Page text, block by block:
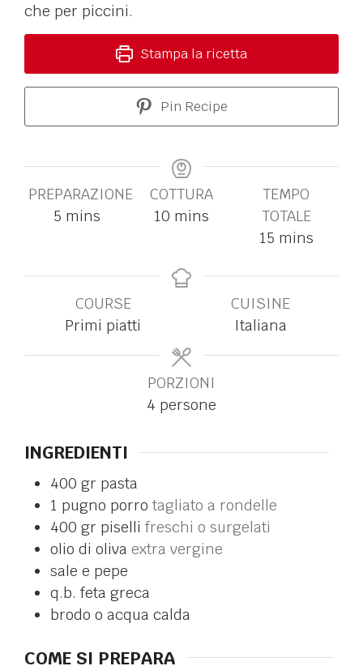
che per piccini.
Stampa la ricetta
Pin Recipe
PREPARAZIONE
5 mins
COTTURA
10 mins
TEMPO
TOTALE
15 mins
COURSE
Primi piatti
CUISINE
Italiana
PORZIONI
4 persone
INGREDIENTI
400 gr pasta
1 pugno porro tagliato a rondelle
400 gr piselli freschi o surgelati
olio di oliva extra vergine
sale e pepe
q.b. feta greca
brodo o acqua calda
COME SI PREPARA